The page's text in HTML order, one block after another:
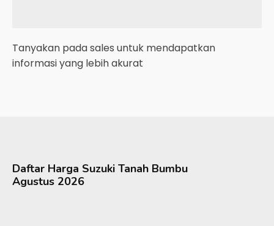
Tanyakan pada sales untuk mendapatkan
informasi yang lebih akurat
Daftar Harga Suzuki Tanah Bumbu
Agustus 2026